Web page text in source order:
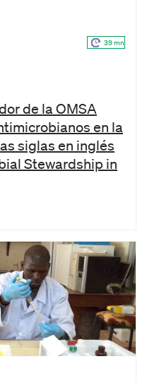
39 mn
de la OMSA
en la
siglas en inglés
Stewardship in